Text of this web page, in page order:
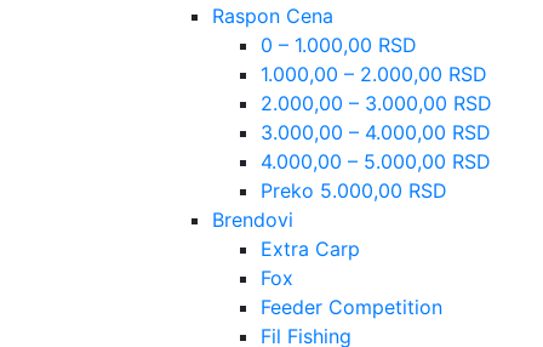
Raspon Cena
0 – 1.000,00 RSD
1.000,00 – 2.000,00 RSD
2.000,00 – 3.000,00 RSD
3.000,00 – 4.000,00 RSD
4.000,00 – 5.000,00 RSD
Preko 5.000,00 RSD
Brendovi
Extra Carp
Fox
Feeder Competition
Fil Fishing